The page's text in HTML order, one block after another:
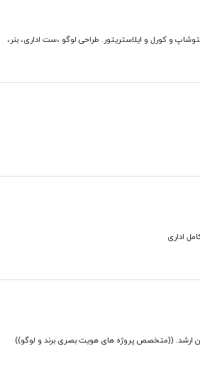
و کورل و ایلاستریتور. طراحی لوگو ،ست اداری، بنر،
اداری
سال تخصص و تجربه با تیم طراحان ارشد. ((متخصص پروژه های هویت بصری برند و لوگو))